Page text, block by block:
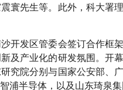
寰先生等。此外，科大署
开发区管委会签订合作框
及产业化的研发氛围。
究院分别与国家公安部、
浦半导体，以及山东琦泉